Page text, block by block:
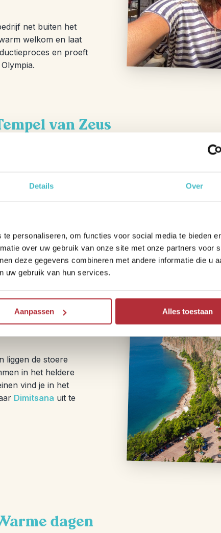
Details Over
personaliseren, om functies voor social media te bieden
over uw gebruik van onze site met onze partners voor
deze gegevens combineren met andere informatie die u
uw gebruik van hun services.
Aanpassen Alles toestaan
net buiten het
welkom en laat
en proeft
van Zeus
Ter ere van de Olympische Spelen van 468 voor
Tempel van Zeus. De tempel werd destijds geheel van
en een breedte van twee meter. De blikvangers?
stond het beroemde Zeusbeeld van Pheidias, destijds
Spelen werden verboden raakte de tempel
aardbevingen, overstromingen en een verwoestende
ging bovenop. Aan de overblijfselen van de tempel, de
je echter nog zien hoe groots de tempel in het oude
liggen de stoere
in het heldere
vind je in het
Dimitsana uit te
dagen